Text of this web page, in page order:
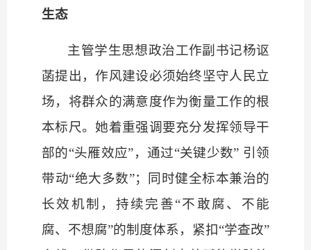
生态
主管学生思想政治工作副书记杨讴
菡提出，作风建设必须始终坚守人民立
场，将群众的满意度作为衡量工作的根
本标尺。她着重强调要充分发挥领导干
部的“头雁效应”，通过“关键少数” 引领
带动“绝大多数”；同时健全标本兼治的
长效机制，持续完善“不敢腐、不能
腐、不想腐”的制度体系，紧扣“学查改”